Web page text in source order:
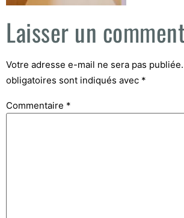
Laisser un
Votre adresse e-mail ne sera pas publiée.
obligatoires sont indiqués avec *
Commentaire *